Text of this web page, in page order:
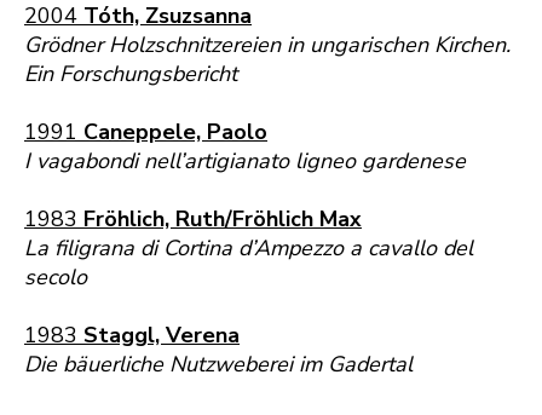
2004 Tóth, Zsuzsanna
Grödner Holzschnitzereien in ungarischen Kirchen.
Ein Forschungsbericht
1991 Caneppele, Paolo
I vagabondi nell’artigianato ligneo gardenese
1983 Fröhlich, Ruth/Fröhlich Max
La filigrana di Cortina d’Ampezzo a cavallo del
secolo
1983 Staggl, Verena
Die bäuerliche Nutzweberei im Gadertal